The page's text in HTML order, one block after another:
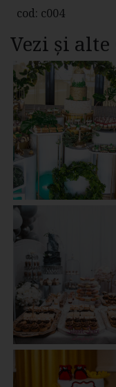
cod: c004
Vezi și